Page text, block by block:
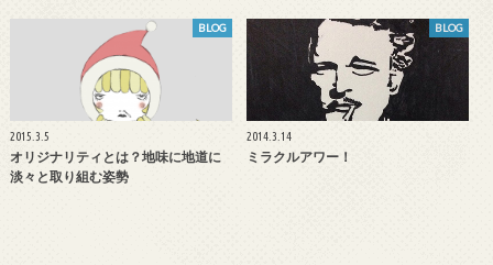
BLOG
2015.3.5
オリジナリティとは？地味に地道に
淡々と取り組む姿勢
BLOG
2014.3.14
ミラクルアワー！